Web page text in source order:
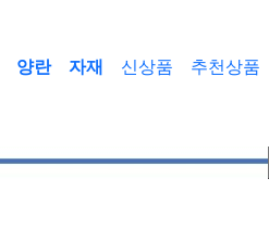
양란 자재 신상품 추천상품